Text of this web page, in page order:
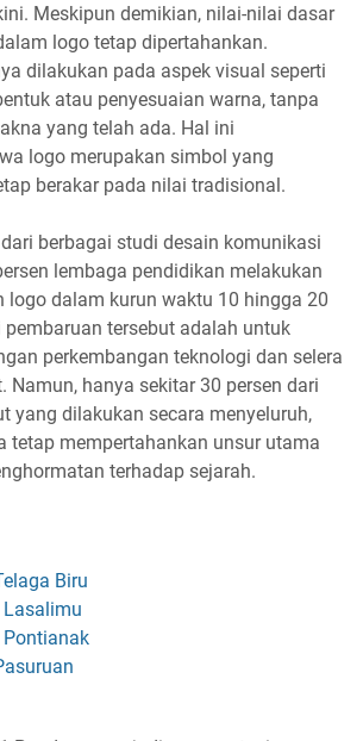
Meskipun demikian, nilai-nilai dasar
logo tetap dipertahankan.
dilakukan pada aspek visual seperti
atau penyesuaian warna, tanpa
yang telah ada. Hal ini
logo merupakan simbol yang
berakar pada nilai tradisional.
berbagai studi desain komunikasi
lembaga pendidikan melakukan
logo dalam kurun waktu 10 hingga 20
tersebut adalah untuk
perkembangan teknologi dan selera
Namun, hanya sekitar 30 persen dari
yang dilakukan secara menyeluruh,
tetap mempertahankan unsur utama
terhadap sejarah.
Biru
Lasalimu
Pontianak